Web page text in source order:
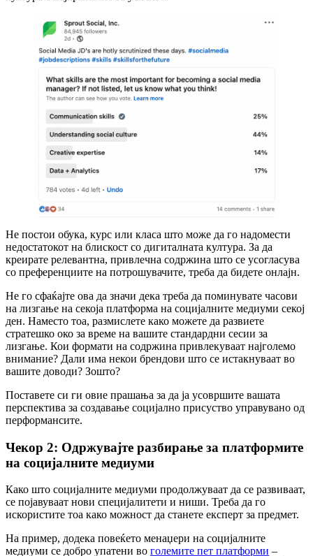
Не постои обука, курс или класа што може да го надомести
недостатокот на блискост со дигиталната култура. За да
креирате релевантна, привлечна содржина што се усогласува
со преференциите на потрошувачите, треба да бидете онлајн.
Не го сфаќајте ова да значи дека треба да поминувате часови
на лизгање на секоја платформа на социјалните медиуми секој
ден. Наместо тоа, размислете како можете да развиете
стратешко око за време на вашите стандардни сесии за
лизгање. Кои формати на содржина привлекуваат најголемо
внимание? Дали има некои брендови што се истакнуваат во
вашите доводи? Зошто?
Поставете си ги овие прашања за да ја усовршите вашата
перспектива за создавање социјално присуство управувано од
перформансите.
Чекор 2: Одржувајте разбирање за платформите
на социјалните медиуми
Како што социјалните медиуми продолжуваат да се развиваат,
се појавуваат нови специјалитети и ниши. Треба да го
искористите тоа како можност да станете експерт за предмет.
На пример, додека повеќето менаџери на социјалните
медиуми се добро упатени во големите пет платформи –